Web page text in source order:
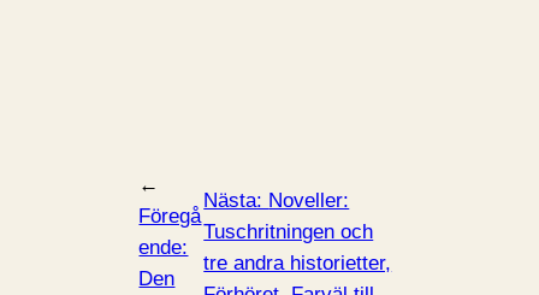
←
Föregå
ende:
Den
Nästa: Noveller:
Tuschritningen och
tre andra historietter,